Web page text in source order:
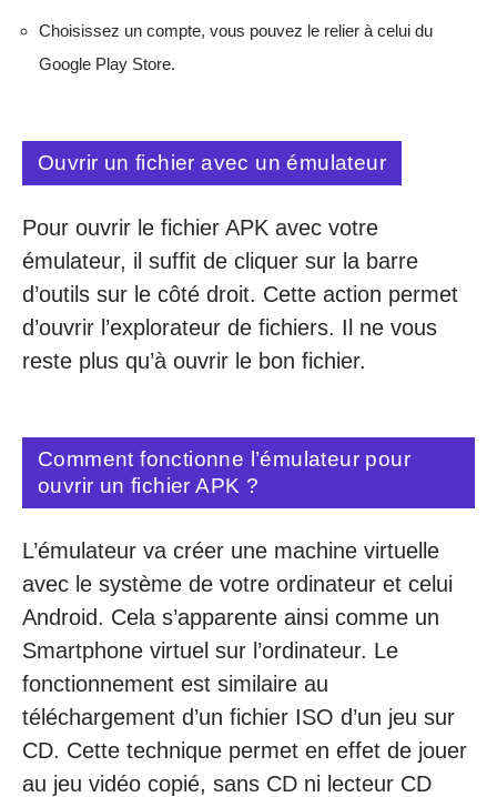
Choisissez un compte, vous pouvez le relier à celui du
Google Play Store.
Ouvrir un fichier avec un émulateur
Pour ouvrir le fichier APK avec votre
émulateur, il suffit de cliquer sur la barre
d’outils sur le côté droit. Cette action permet
d’ouvrir l’explorateur de fichiers. Il ne vous
reste plus qu’à ouvrir le bon fichier.
Comment fonctionne l’émulateur pour
ouvrir un fichier APK ?
L’émulateur va créer une machine virtuelle
avec le système de votre ordinateur et celui
Android. Cela s’apparente ainsi comme un
Smartphone virtuel sur l’ordinateur. Le
fonctionnement est similaire au
téléchargement d’un fichier ISO d’un jeu sur
CD. Cette technique permet en effet de jouer
au jeu vidéo copié, sans CD ni lecteur CD